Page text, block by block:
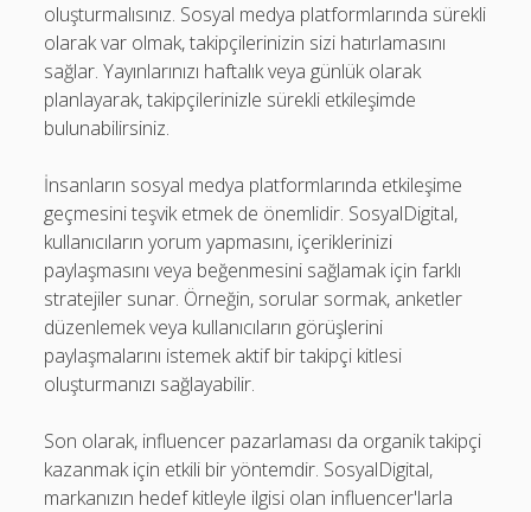
oluşturmalısınız. Sosyal medya platformlarında sürekli
olarak var olmak, takipçilerinizin sizi hatırlamasını
sağlar. Yayınlarınızı haftalık veya günlük olarak
planlayarak, takipçilerinizle sürekli etkileşimde
bulunabilirsiniz.
İnsanların sosyal medya platformlarında etkileşime
geçmesini teşvik etmek de önemlidir. SosyalDigital,
kullanıcıların yorum yapmasını, içeriklerinizi
paylaşmasını veya beğenmesini sağlamak için farklı
stratejiler sunar. Örneğin, sorular sormak, anketler
düzenlemek veya kullanıcıların görüşlerini
paylaşmalarını istemek aktif bir takipçi kitlesi
oluşturmanızı sağlayabilir.
Son olarak, influencer pazarlaması da organik takipçi
kazanmak için etkili bir yöntemdir. SosyalDigital,
markanızın hedef kitleyle ilgisi olan influencer'larla